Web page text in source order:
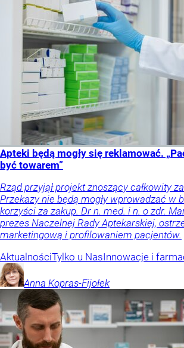
Apteki będą mogły się reklamować.
być towarem”
Rząd przyjął projekt znoszący całkowity
Przekazy nie będą mogły wprowadzać w
korzyści za zakup. Dr n. med. i n. o zdr.
prezes Naczelnej Rady Aptekarskiej,
marketingową i profilowaniem pacjentów.
AktualnościTylko u NasInnowacje i
Anna Kopras-Fijołek